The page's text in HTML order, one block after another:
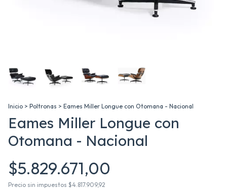
Inicio > Poltronas > Eames Miller Longue con Otomana - Nacional
Eames Miller Longue con
Otomana - Nacional
$5.829.671,00
Precio sin impuestos $4.817.909,92